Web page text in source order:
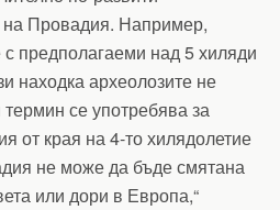
на Провадия. Например,
предполагаеми над 5 хиляди
находка археолозите не
термин се употребява за
от края на 4-то хилядолетие
не може да бъде смятана
или дори в Европа,“